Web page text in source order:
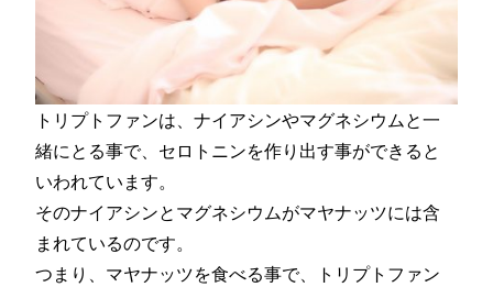
トリプトファンは、ナイアシンやマグネシウムと一
緒にとる事で、セロトニンを作り出す事ができると
いわれています。
そのナイアシンとマグネシウムがマヤナッツには含
まれているのです。
つまり、マヤナッツを食べる事で、トリプトファン